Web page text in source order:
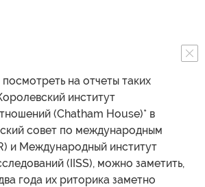
на отчеты таких
институт
(Chatham House)* в
совет по международным
и Международный институт
(IISS), можно заметить,
года их риторика заметно